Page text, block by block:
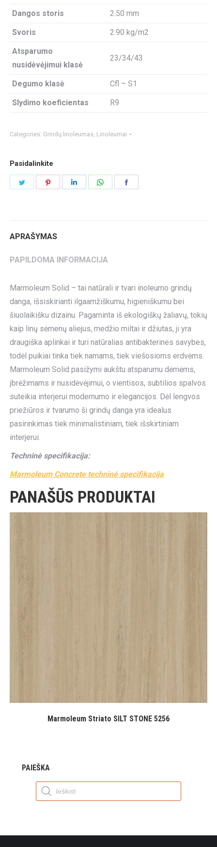
Dangos storis 2.50 mm
Svoris 2.90 kg/m2
Atsparumo
nusidėvėjimui klasė
23/34/43
Degumo klasė Cfl – S1
Slydimo koeficientas R9
Categories: Grindų linoleumas, Linoleumai
Pasidalinkite
APRAŠYMAS
PAPILDOMA INFORMACIJA
Marmoleum Solid – tai natūrali ir tvari inoleumo grindų
danga, išsiskirianti ilgaamžiškumu, higieniškumu bei
šiuolaikišku dizainu. Pagaminta iš ekologiškų žaliavų, tokių
kaip linų sėmenų aliejus, medžio miltai ir džiutas, ji yra
draugiška aplinkai ir turi natūralias antibakterines savybes,
todėl puikiai tinka tiek namams, tiek viešosioms erdvėms.
Marmoleum Solid pasižymi aukštu atsparumu dėmėms,
įbrėžimams ir nusidėvėjimui, o vientisos, subtilios spalvos
suteikia interjerui modernumo ir elegancijos. Dėl lengvos
priežiūros ir tvarumo ši grindų danga yra idealus
pasirinkimas tiek minimalistiniam, tiek išskirtiniam
interjerui.
Techninė specifikacija:
Marmoleum Concrete techninė specifikacija
PANAŠŪS PRODUKTAI
Marmoleum Striato SILT STONE 5256
PAIEŠKA
Products
search